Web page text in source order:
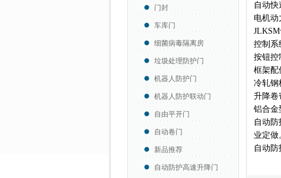
门封
车库门
细菌病毒隔离房
垃圾处理防护门
机器人防护门
机器人防护联动门
自由平开门
自动卷门
新品推荐
自动防护高速升降门
自动
电机动
控制系
按钮控
框架配
冷轧钢
升降卷
铝合金
自动
业定做
自动